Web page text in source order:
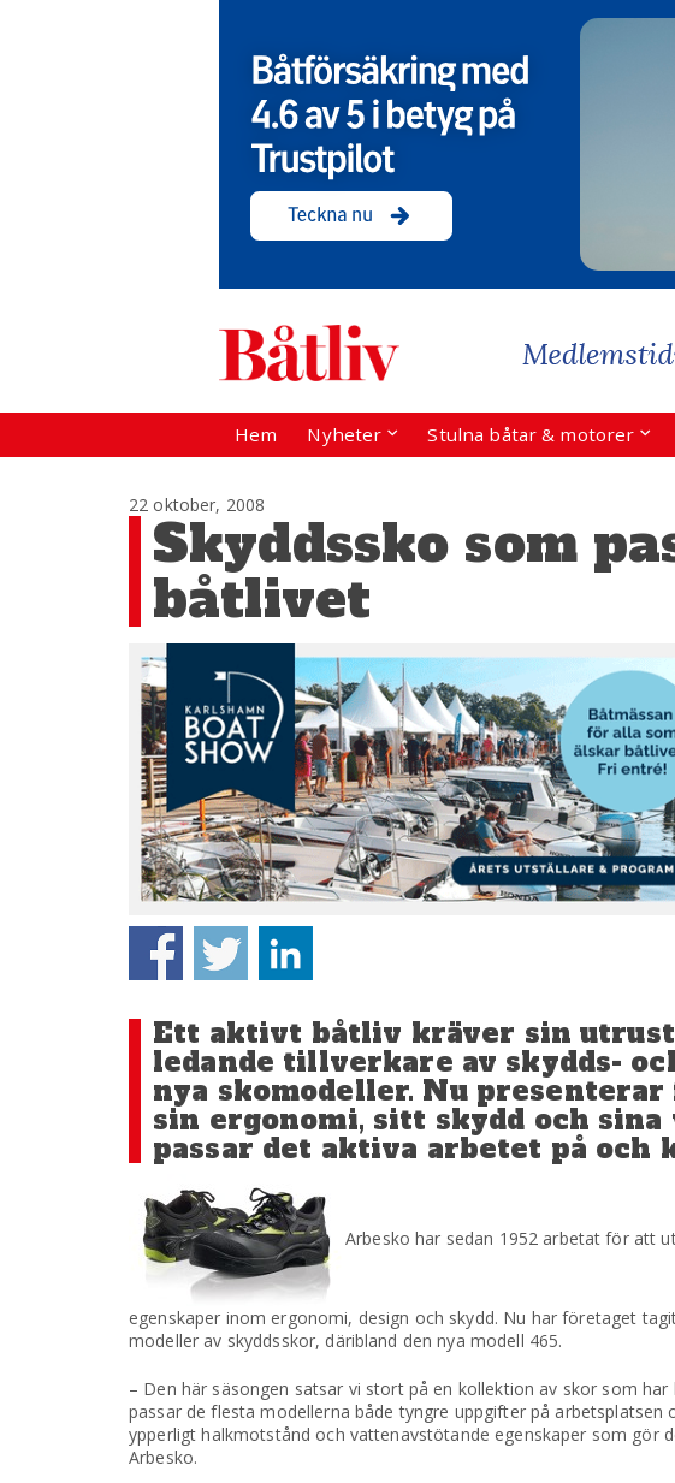
Hem Nyheter Stulna båtar & motorer
22 oktober, 2008
Skyddssko som
båtlivet
Ett aktivt båtliv kräver sin
ledande tillverkare av skydds-
nya skomodeller. Nu
sin ergonomi, sitt skydd och
passar det aktiva arbetet på och
Arbesko har sedan 1952 arbetat för att
egenskaper inom ergonomi, design och skydd. Nu har företaget
modeller av skyddsskor, däribland den nya modell 465.
– Den här säsongen satsar vi stort på en kollektion av skor som
passar de flesta modellerna både tyngre uppgifter på
ypperligt halkmotstånd och vattenavstötande egenskaper som gör
Arbesko.